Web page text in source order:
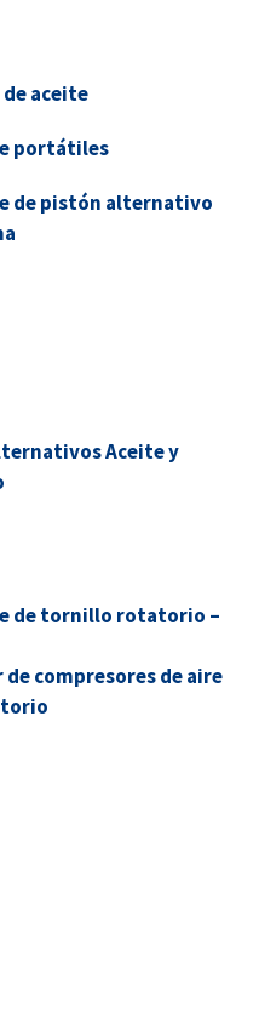
aceite
portátiles
de pistón alternativo
Aceite y
de tornillo rotatorio –
compresores de aire